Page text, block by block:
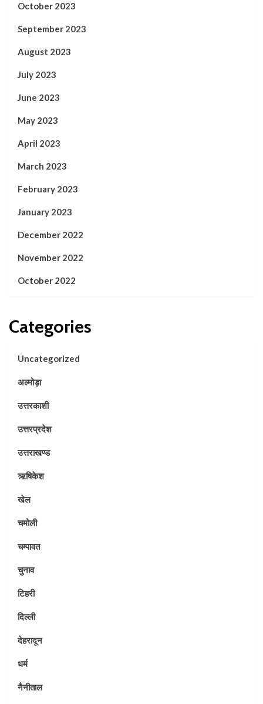
October 2023
September 2023
August 2023
July 2023
June 2023
May 2023
April 2023
March 2023
February 2023
January 2023
December 2022
November 2022
October 2022
Categories
Uncategorized
अल्मोड़ा
उत्तरकाशी
उत्तरप्रदेश
उत्तराखण्ड
ऋषिकेश
खेल
चमोली
चम्पावत
चुनाव
टिहरी
दिल्ली
देहरादून
धर्म
नैनीताल